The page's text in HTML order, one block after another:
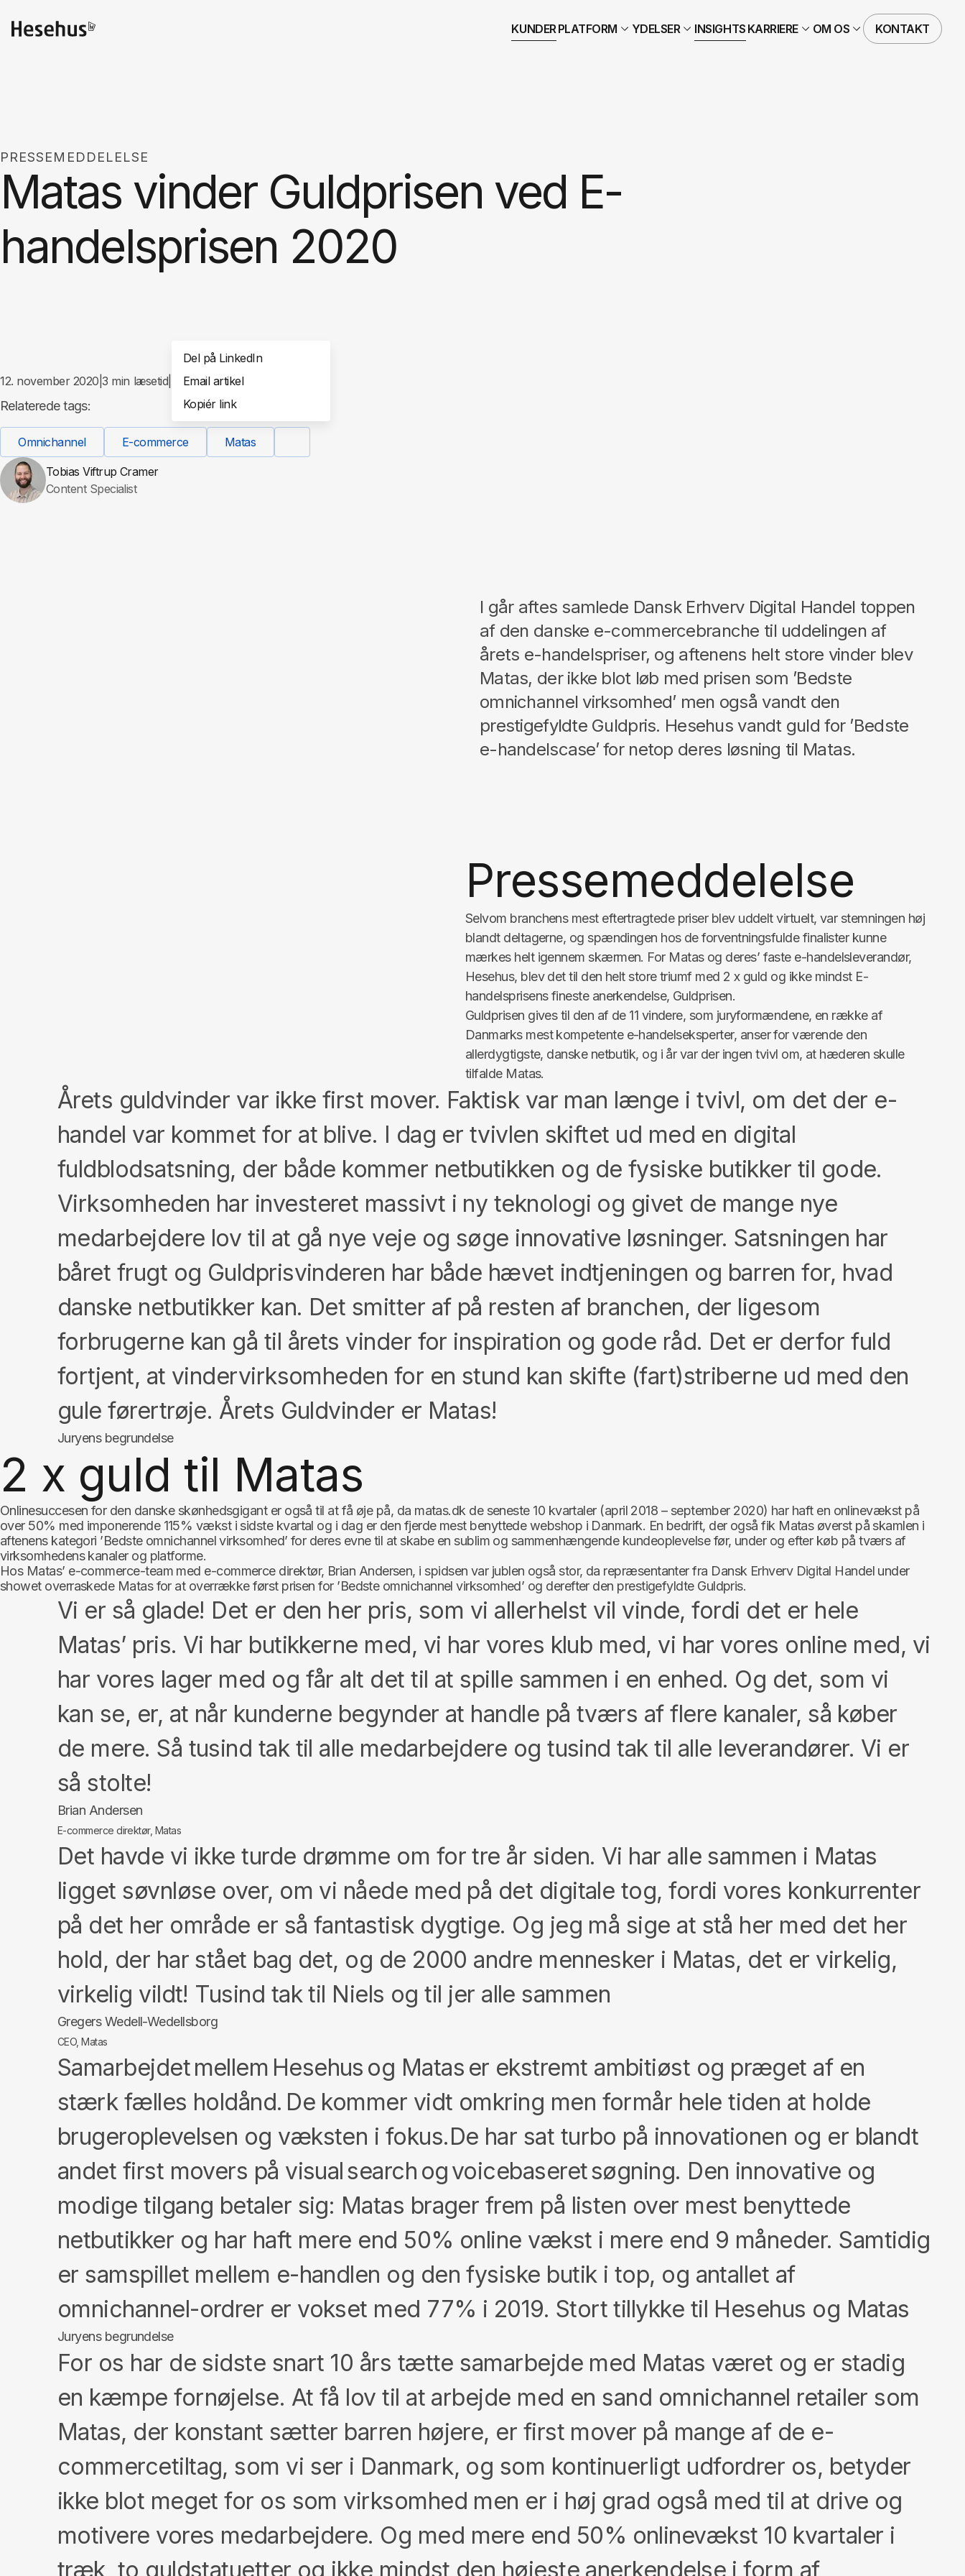
KUNDERPLATFORM YDELSER INSIGHTS KARRIERE OM OS KONTAKT
PRESSEMEDDELELSE
Matas vinder Guldprisen ved E-
handelsprisen 2020
12. november 2020 |3 min læsetid Del
Del på LinkedIn
Email artikel
Kopiér link
Relaterede tags:
Omnichannel E-commerce Matas
Tobias Viftrup Cramer
Content Specialist
I går aftes samlede Dansk Erhverv Digital Handel toppen
af den danske e-commercebranche til uddelingen af
årets e-handelspriser, og aftenens helt store vinder blev
Matas, der ikke blot løb med prisen som ’Bedste
omnichannel virksomhed’ men også vandt den
prestigefyldte Guldpris. Hesehus vandt guld for ’Bedste
e-handelscase’ for netop deres løsning til Matas.
Pressemeddelelse
Selvom branchens mest eftertragtede priser blev uddelt virtuelt, var stemningen høj
blandt deltagerne, og spændingen hos de forventningsfulde finalister kunne
mærkes helt igennem skærmen. For Matas og deres’ faste e-handelsleverandør,
Hesehus, blev det til den helt store triumf med 2 x guld og ikke mindst E-
handelsprisens fineste anerkendelse, Guldprisen.
Guldprisen gives til den af de 11 vindere, som juryformændene, en række af
Danmarks mest kompetente e-handelseksperter, anser for værende den
allerdygtigste, danske netbutik, og i år var der ingen tvivl om, at hæderen skulle
tilfalde Matas.
Årets guldvinder var ikke first mover. Faktisk var man længe i tvivl, om det der e-
handel var kommet for at blive. I dag er tvivlen skiftet ud med en digital
fuldblodsatsning, der både kommer netbutikken og de fysiske butikker til gode.
Virksomheden har investeret massivt i ny teknologi og givet de mange nye
medarbejdere lov til at gå nye veje og søge innovative løsninger. Satsningen har
båret frugt og Guldprisvinderen har både hævet indtjeningen og barren for, hvad
danske netbutikker kan. Det smitter af på resten af branchen, der ligesom
forbrugerne kan gå til årets vinder for inspiration og gode råd. Det er derfor fuld
fortjent, at vindervirksomheden for en stund kan skifte (fart)striberne ud med den
gule førertrøje. Årets Guldvinder er Matas!
Juryens begrundelse
2 x guld til Matas
Onlinesuccesen for den danske skønhedsgigant er også til at få øje på, da matas.dk de seneste 10 kvartaler (april 2018 – september 2020) har haft en onlinevækst på
over 50% med imponerende 115% vækst i sidste kvartal og i dag er den fjerde mest benyttede webshop i Danmark. En bedrift, der også fik Matas øverst på skamlen i
aftenens kategori ’Bedste omnichannel virksomhed’ for deres evne til at skabe en sublim og sammenhængende kundeoplevelse før, under og efter køb på tværs af
virksomhedens kanaler og platforme.
Hos Matas’ e-commerce-team med e-commerce direktør, Brian Andersen, i spidsen var jublen også stor, da repræsentanter fra Dansk Erhverv Digital Handel under
showet overraskede Matas for at overrække først prisen for ’Bedste omnichannel virksomhed’ og derefter den prestigefyldte Guldpris.
Vi er så glade! Det er den her pris, som vi allerhelst vil vinde, fordi det er hele
Matas’ pris. Vi har butikkerne med, vi har vores klub med, vi har vores online med, vi
har vores lager med og får alt det til at spille sammen i en enhed. Og det, som vi
kan se, er, at når kunderne begynder at handle på tværs af flere kanaler, så køber
de mere. Så tusind tak til alle medarbejdere og tusind tak til alle leverandører. Vi er
så stolte!
Brian Andersen
E-commerce direktør, Matas
Det havde vi ikke turde drømme om for tre år siden. Vi har alle sammen i Matas
ligget søvnløse over, om vi nåede med på det digitale tog, fordi vores konkurrenter
på det her område er så fantastisk dygtige. Og jeg må sige at stå her med det her
hold, der har stået bag det, og de 2000 andre mennesker i Matas, det er virkelig,
virkelig vildt! Tusind tak til Niels og til jer alle sammen
Gregers Wedell-Wedellsborg
CEO, Matas
Samarbejdet mellem Hesehus og Matas er ekstremt ambitiøst og præget af en
stærk fælles holdånd. De kommer vidt omkring men formår hele tiden at holde
brugeroplevelsen og væksten i fokus.De har sat turbo på innovationen og er blandt
andet first movers på visual search og voicebaseret søgning. Den innovative og
modige tilgang betaler sig: Matas brager frem på listen over mest benyttede
netbutikker og har haft mere end 50% online vækst i mere end 9 måneder. Samtidig
er samspillet mellem e-handlen og den fysiske butik i top, og antallet af
omnichannel-ordrer er vokset med 77% i 2019. Stort tillykke til Hesehus og Matas
Juryens begrundelse
For os har de sidste snart 10 års tætte samarbejde med Matas været og er stadig
en kæmpe fornøjelse. At få lov til at arbejde med en sand omnichannel retailer som
Matas, der konstant sætter barren højere, er first mover på mange af de e-
commercetiltag, som vi ser i Danmark, og som kontinuerligt udfordrer os, betyder
ikke blot meget for os som virksomhed men er i høj grad også med til at drive og
motivere vores medarbejdere. Og med mere end 50% onlinevækst 10 kvartaler i
træk, to guldstatuetter og ikke mindst den højeste anerkendelse i form af